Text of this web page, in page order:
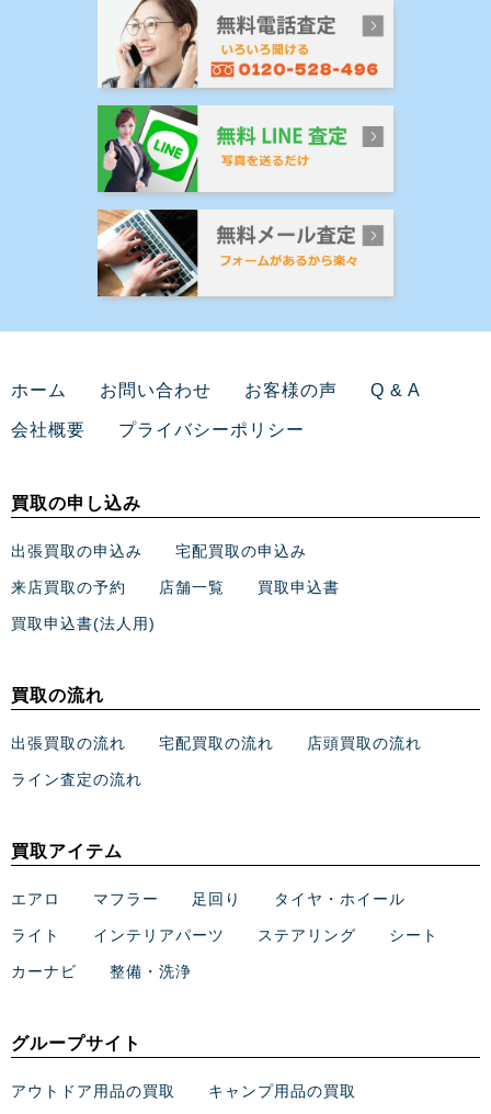
ホーム お問い合わせ お客様の声 Q & A
会社概要 プライバシーポリシー
買取の申し込み
出張買取の申込み 宅配買取の申込み
来店買取の予約 店舗一覧 買取申込書
買取申込書(法人用)
買取の流れ
出張買取の流れ 宅配買取の流れ 店頭買取の流れ
ライン査定の流れ
買取アイテム
エアロ マフラー 足回り タイヤ・ホイール
ライト インテリアパーツ ステアリング シート
カーナビ 整備・洗浄
グループサイト
アウトドア用品の買取 キャンプ用品の買取